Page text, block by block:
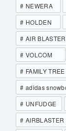
NEWERA
HOLDEN
AIR BLASTER
VOLCOM
FAMILY TREE
adidas
UNFUDGE
AIRBLASTER